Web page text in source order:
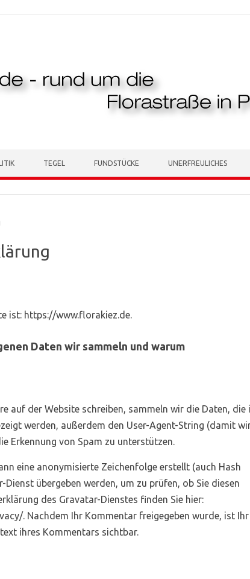
TEGEL FUNDSTÜCKE UNERFREULICHES
ist: https://www.florakiez.de.
Daten wir sammeln und warum
auf der Website schreiben, sammeln wir die Daten, die
werden, außerdem den User-Agent-String (damit
Erkennung von Spam zu unterstützen.
eine anonymisierte Zeichenfolge erstellt (auch Hash
übergeben werden, um zu prüfen, ob Sie diesen
des Gravatar-Dienstes finden Sie hier:
. Nachdem Ihr Kommentar freigegeben wurde, ist Ihr
ihres Kommentars sichtbar.